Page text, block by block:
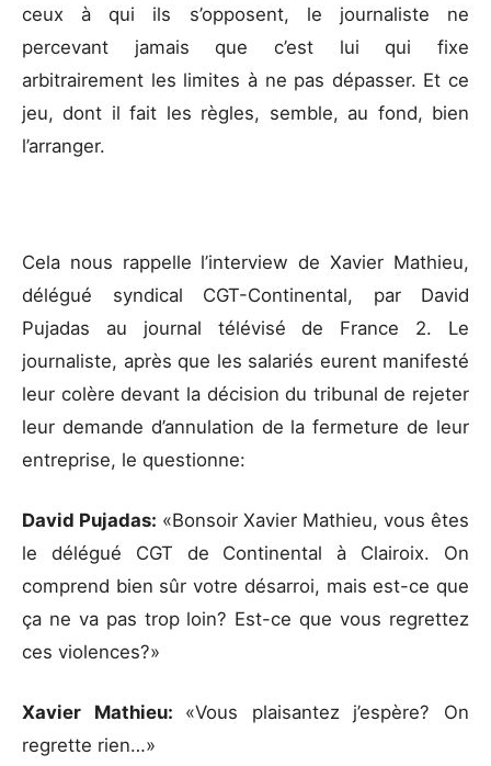
ceux à qui ils s’opposent, le journaliste ne
percevant jamais que c’est lui qui fixe
arbitrairement les limites à ne pas dépasser. Et ce
jeu, dont il fait les règles, semble, au fond, bien
l’arranger.
Cela nous rappelle l’interview de Xavier Mathieu,
délégué syndical CGT-Continental, par David
Pujadas au journal télévisé de France 2. Le
journaliste, après que les salariés eurent manifesté
leur colère devant la décision du tribunal de rejeter
leur demande d’annulation de la fermeture de leur
entreprise, le questionne:
David Pujadas: «Bonsoir Xavier Mathieu, vous êtes
le délégué CGT de Continental à Clairoix. On
comprend bien sûr votre désarroi, mais est-ce que
ça ne va pas trop loin? Est-ce que vous regrettez
ces violences?»
Xavier Mathieu: «Vous plaisantez j’espère? On
regrette rien…»